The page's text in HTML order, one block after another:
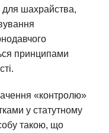
для шахрайства,
принципами
«контролю»
у статутному
такою, що